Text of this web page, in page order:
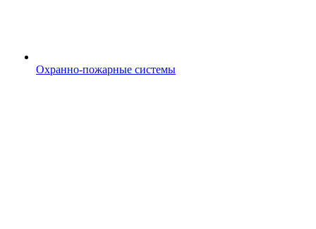
Охранно-пожарные системы